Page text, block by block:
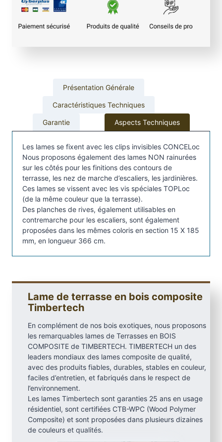
L
m
e
r
r
s
e
T
i
m
b
e
r
t
e
h
R
e
r
v
e
,
n
t
i
Présentation Générale
Caractéristiques Techniques
Garantie Aspects Techniques
Les lames se fixent avec les clips invisibles CONCELoc
Nous proposons également des lames NON rainurées
sur les côtés pour les finitions des contours de
terrasse, les nez de marche d’escaliers, les jardinières.
Ces lames se vissent avec les vis spéciales TOPLoc
(de la même couleur que la terrasse).
Des planches de rives, également utilisables en
contremarche pour les escaliers, sont également
proposées dans les mêmes coloris en section 15 X 185
mm, en longueur 366 cm.
Lame de terrasse en bois composite
Timbertech
En complément de nos bois exotiques, nous proposons
les remarquables lames de Terrasses en BOIS
COMPOSITE de TIMBERTECH. TIMBERTECH un des
leaders mondiaux des lames composite de qualité,
avec des produits fiables, durables, stables en couleur,
faciles d’entretien, et fabriqués dans le respect de
l’environnement.
Les lames Timbertech sont garanties 25 ans en usage
résidentiel, sont certifiées CTB-WPC (Wood Polymer
Composite) et sont proposées dans plusieurs dizaines
de couleurs et qualités.